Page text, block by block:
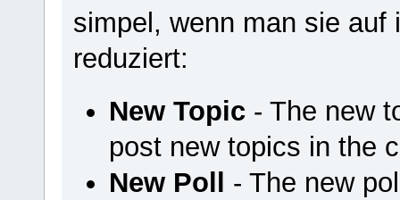
simpel, wenn man sie auf
reduziert:
New Topic- The new
post new topics in the
New Poll
- The new